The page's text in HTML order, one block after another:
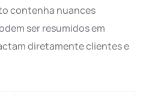
contenha nuances
ser resumidos em
diretamente clientes e